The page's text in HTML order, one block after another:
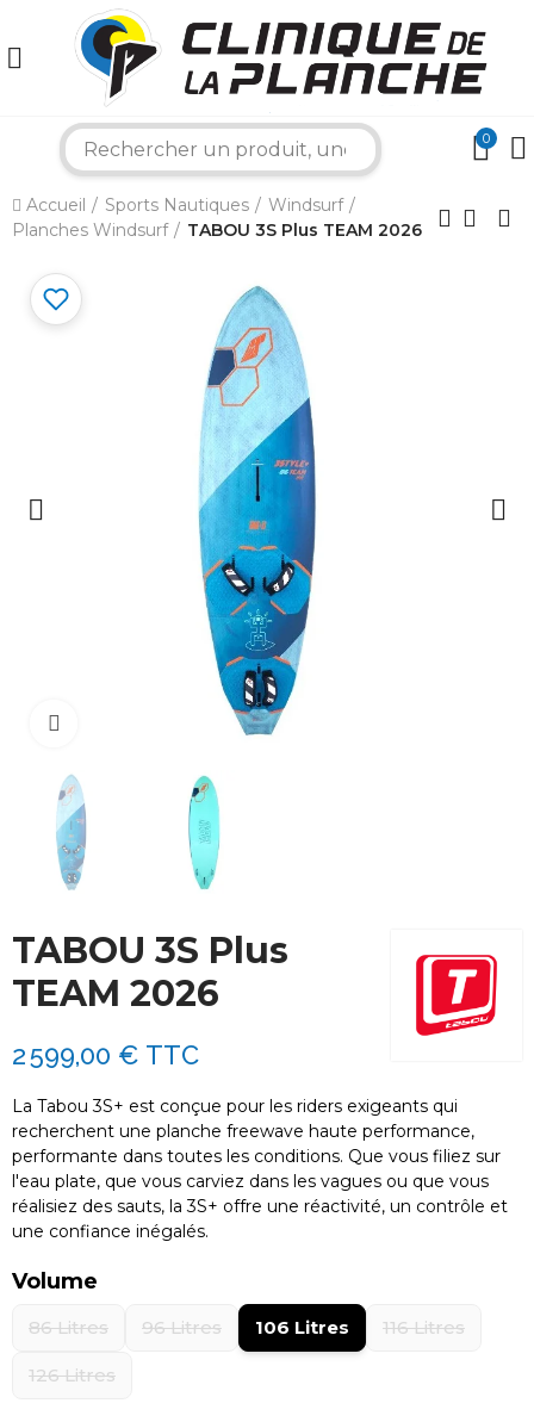
0
Accueil Sports Nautiques
Windsurf
Planches Windsurf
TABOU 3S Plus TEAM 2026
Cliquez pour agrandir
TABOU 3S Plus
TEAM 2026
2 599,00 € TTC
La Tabou 3S+ est conçue pour les riders exigeants qui
recherchent une planche freewave haute performance,
performante dans toutes les conditions. Que vous filiez sur
l'eau plate, que vous carviez dans les vagues ou que vous
réalisiez des sauts, la 3S+ offre une réactivité, un contrôle et
une confiance inégalés.
Volume
86 Litres 96 Litres 106 Litres 116 Litres
126 Litres
Bonjour ! Je suis votre expert nautique.
Comment puis-je vous aider aujourd'hui ?